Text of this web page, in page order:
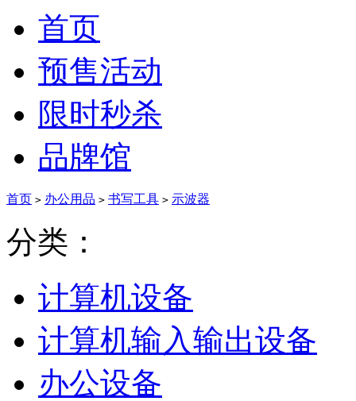
首页
预售活动
限时秒杀
品牌馆
首页 > 办公用品 > 书写工具 > 示波器
分类：
计算机设备
计算机输入输出设备
办公设备